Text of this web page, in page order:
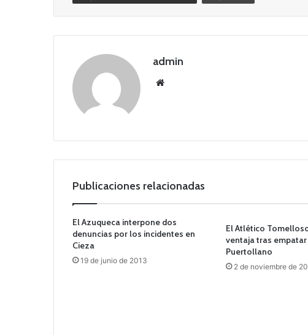
admin
Publicaciones relacionadas
El Azuqueca interpone dos
denuncias por los incidentes en
Cieza
19 de junio de 2013
El Atlético
ventaja tras
Puertollano
2 de noviembre de